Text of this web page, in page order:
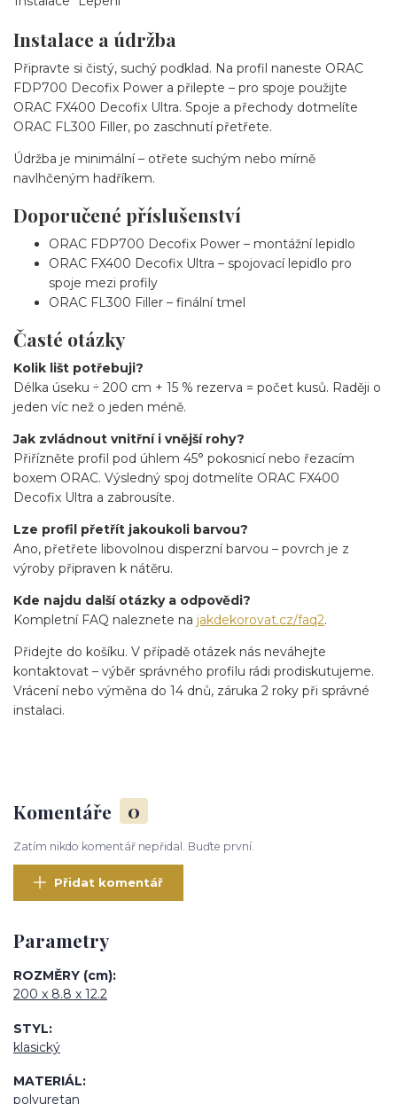
Instalace a údržba
Připravte si čistý, suchý podklad. Na profil naneste ORAC
FDP700 Decofix Power a přilepte – pro spoje použijte
ORAC FX400 Decofix Ultra. Spoje a přechody dotmelíte
ORAC FL300 Filler, po zaschnutí přetřete.
Údržba je minimální – otřete suchým nebo mírně
navlhčeným hadříkem.
Doporučené příslušenství
ORAC FDP700 Decofix Power – montážní lepidlo
ORAC FX400 Decofix Ultra – spojovací lepidlo pro
spoje mezi profily
ORAC FL300 Filler – finální tmel
Časté otázky
Kolik lišt potřebuji?
Délka úseku ÷ 200 cm + 15 % rezerva = počet kusů. Raději o
jeden víc než o jeden méně.
Jak zvládnout vnitřní i vnější rohy?
Přiřízněte profil pod úhlem 45° pokosnicí nebo řezacím
boxem ORAC. Výsledný spoj dotmelíte ORAC FX400
Decofix Ultra a zabrousíte.
Lze profil přetřít jakoukoli barvou?
Ano, přetřete libovolnou disperzní barvou – povrch je z
výroby připraven k nátěru.
Kde najdu další otázky a odpovědi?
Kompletní FAQ naleznete na jakdekorovat.cz/faq2.
Přidejte do košíku. V případě otázek nás neváhejte
kontaktovat – výběr správného profilu rádi prodiskutujeme.
Vrácení nebo výměna do 14 dnů, záruka 2 roky při správné
instalaci.
Komentáře 0
Zatím nikdo komentář nepřidal. Buďte první.
Přidat komentář
Parametry
ROZMĚRY (cm)
200 x 8.8 x 12.2
STYL
klasický
MATERIÁL
polyuretan